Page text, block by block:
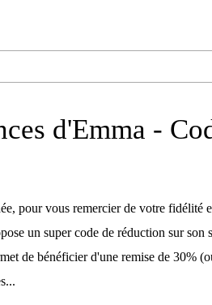
d'Emma -
pour vous remercier de votre fidélité
un super code de réduction sur son
de bénéficier d'une remise de 30%